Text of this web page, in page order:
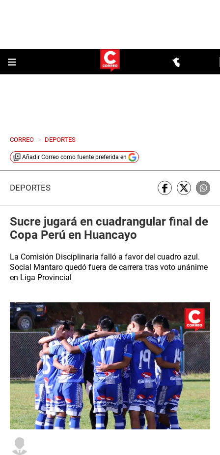
CORREO > DEPORTES
Añadir Correo como fuente preferida en
DEPORTES
Sucre jugará en cuadrangular final de
Copa Perú en Huancayo
La Comisión Disciplinaria falló a favor del cuadro azul.
Social Mantaro quedó fuera de carrera tras voto unánime
en Liga Provincial